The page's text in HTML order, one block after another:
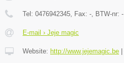
Tel: 0476942345, Fax: -, BTW-nr: -
E-mail › Jeje magic
Website: http://www.jejemagic.be